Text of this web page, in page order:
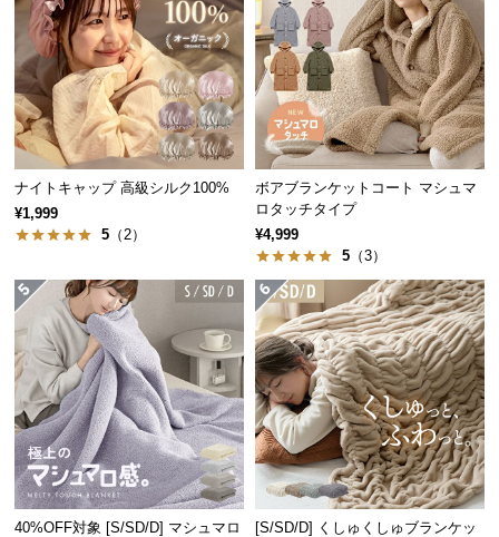
て
返
品・
キ
ャ
ン
セ
ル
に
い
保
証
に
つ
い
て
ナイトキャップ 高級シルク100%
¥1,999
5 （2）
ボアブランケットコート マシュマ
ロタッチタイプ
¥4,999
5 （3）
40%OFF対象 [S/SD/D] マシュマロ
[S/SD/D] くしゅくしゅブランケッ